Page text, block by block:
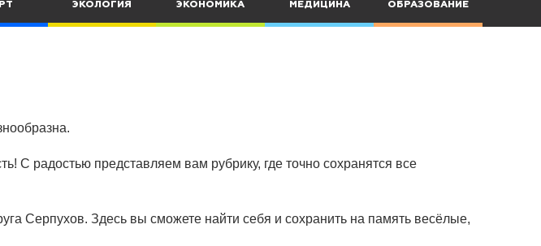
ЭКОЛОГИЯ ЭКОНОМИКА МЕДИЦИНА ОБРАЗОВАНИЕ
С радостью представляем вам рубрику, где точно сохранятся все
Серпухов. Здесь вы сможете найти себя и сохранить на память весёлые,